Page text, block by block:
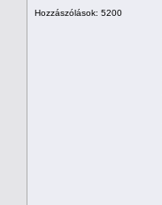
Hozzászólások: 5200